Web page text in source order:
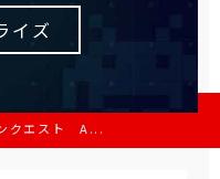
イズ
クエスト A...